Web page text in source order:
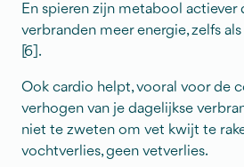
En spieren zijn metabool actiever
verbranden meer energie, zelfs
[6].
Ook cardio helpt, vooral voor de
verhogen van je dagelijkse
niet te zweten om vet kwijt te
vochtverlies, geen vetverlies.